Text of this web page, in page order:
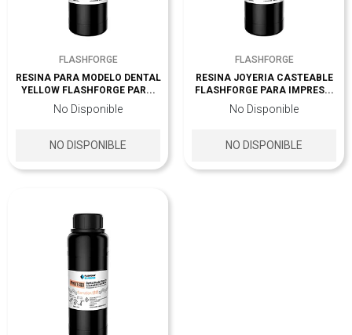
FLASHFORGE
RESINA PARA MODELO DENTAL
YELLOW FLASHFORGE PAR...
No Disponible
NO DISPONIBLE
FLASHFORGE
RESINA JOYERIA CASTEABLE
FLASHFORGE PARA IMPRES...
No Disponible
NO DISPONIBLE